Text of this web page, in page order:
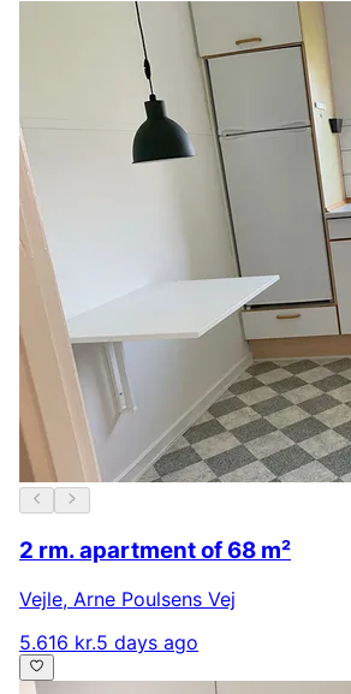
2 rm. apartment of 68 m²
Vejle, Arne Poulsens Vej
5.616 kr.5 days ago